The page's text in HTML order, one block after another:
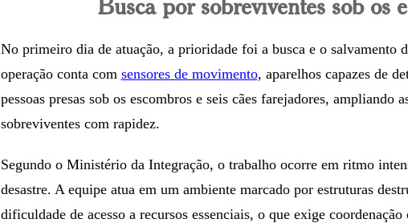
No primeiro dia de atuação, a prioridade foi a busca e o salvamento
operação conta com sensores de movimento, aparelhos capazes de
pessoas presas sob os escombros e seis cães farejadores, ampliando
sobreviventes com rapidez.
Segundo o Ministério da Integração, o trabalho ocorre em ritmo
desastre. A equipe atua em um ambiente marcado por estruturas
dificuldade de acesso a recursos essenciais, o que exige